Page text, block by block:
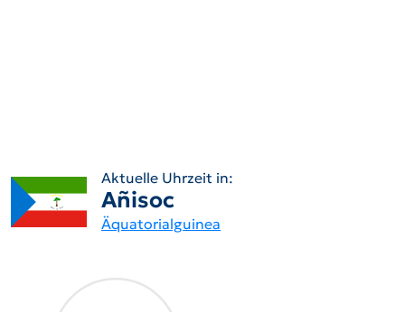
Aktuelle Uhrzeit in:
Añisoc
Äquatorialguinea